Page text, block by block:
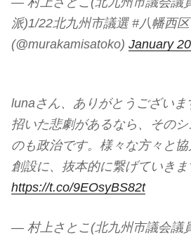
派)1/22北九州市議選 #八幡西
(@murakamisatoko) January
lunaさん、ありがとうござい
招いた悲劇があるなら、その
のも政治です。様々な方々と
創設に、抜本的に繋げていきま
https://t.co/9EOsyBS82t
— 村上さとこ(北九州市議会議